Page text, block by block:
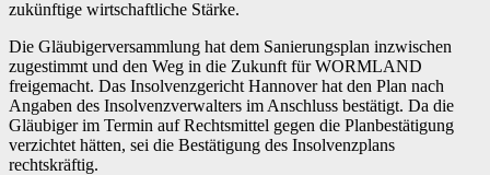
zukünftige wirtschaftliche Stärke.
Die Gläubigerversammlung hat dem Sanierungsplan inzwischen
zugestimmt und den Weg in die Zukunft für WORMLAND
freigemacht. Das Insolvenzgericht Hannover hat den Plan nach
Angaben des Insolvenzverwalters im Anschluss bestätigt. Da die
Gläubiger im Termin auf Rechtsmittel gegen die Planbestätigung
verzichtet hätten, sei die Bestätigung des Insolvenzplans
rechtskräftig.